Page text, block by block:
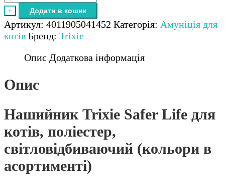
Trixie
Safer
Life
для
котів,
(кольори
асортименті)
кількість
+ Додати в кошик
Артикул: 4011905041452 Категорія: Амуніція для
котів Бренд: Trixie
Опис Додаткова інформація
Опис
Нашийник Trixie Safer Life для
котів, поліестер,
світловідбиваючий (кольори в
асортименті)